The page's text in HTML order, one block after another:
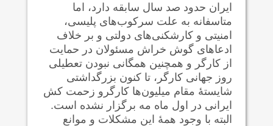
ایران حدود صد سال سابقه دارد، اما
متاسفانه به علت سرکوب‌های پلیسی،
امنیتی و کارشکنی‌های دولتی و بر خلاف
ادعاهای گوش خراش مسئولان در حمایت
از کارگر و همچنین همگانی نبودن تعطیلی
روز جهانی کارگر، تا کنون بزرگداشتی
شایستهٔ مقام میلیون‌ها کارگرو زحمت کش
ایرانی در اول ماه مه برگزار نشده است.
البته با وجود همهٔ این مشکلات و موانع